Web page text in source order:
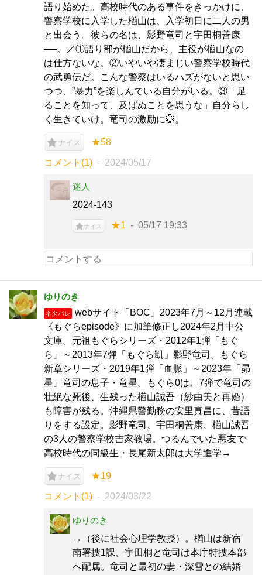
語り始めた。高校時代のある事件をきっかけに、
警察学校に入学した楢山は、入学初日に二人の男
と出会う。彼らの名は、影野竜司と宇田桐善康
──。／①語り部が楢山だから、主役が楢山なの
は仕方ないな。②いやいや凄まじい警察学校時代
の武勇伝だ。こんな警察はいるハズがないと思い
つつ、”暴力”を楽しんでいる自分がいる。③「足
ることを知って、及ばぬことを思うな」自分らし
く生きていけ。竜司の激励に💮。
ナイス ★58
コメント(1) 2024/05/17
迷人
2024-143
ナイス ★1 05/17 19:33
ゆりのき
ネタバレ
webサイト「BOC」2023年7月～12月連載
《もぐらepisode》に加筆修正し2024年2月中公
文庫。元祖もぐらシリーズ・2012年1弾「もぐ
ら」～2013年7弾「もぐら凱」影野竜司。もぐら
新章シリーズ・2019年1弾「血脈」～2023年「昴
星」竜司の息子・竜星。もぐら0は、7弾で竜司の
壮絶な死後、生残った楢山誠吾（紗由美と再婚）
も障害が残る。沖縄県警勤務の安里真昌に、昔語
りをする設定。影野竜司、宇田桐善康、楢山誠吾
の3人の警察学校吉家教場。つるんでいた悪友で
高校時代の同級生・長尾新太郎は大学進学→
ナイス ★19
コメント(1) 2024/03/22
ゆりのき
→（後に社会心理学教授）。楢山は新宿
南署捜1課、宇田桐と竜司は本庁特捜本部
へ配属。竜司と最初の妻・深雪との結婚